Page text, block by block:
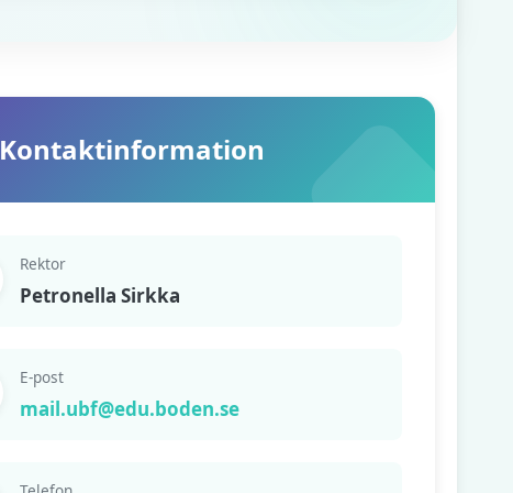
Kontaktinformation
Rektor
Petronella Sirkka
E-post
mail.ubf@edu.boden.se